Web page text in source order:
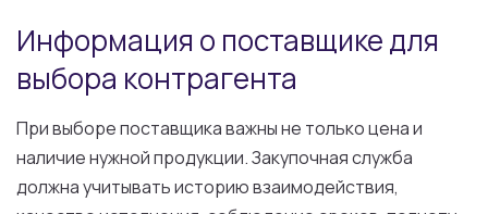
Информация о поставщике для
выбора контрагента
При выборе поставщика важны не только цена и
наличие нужной продукции. Закупочная служба
должна учитывать историю взаимодействия,